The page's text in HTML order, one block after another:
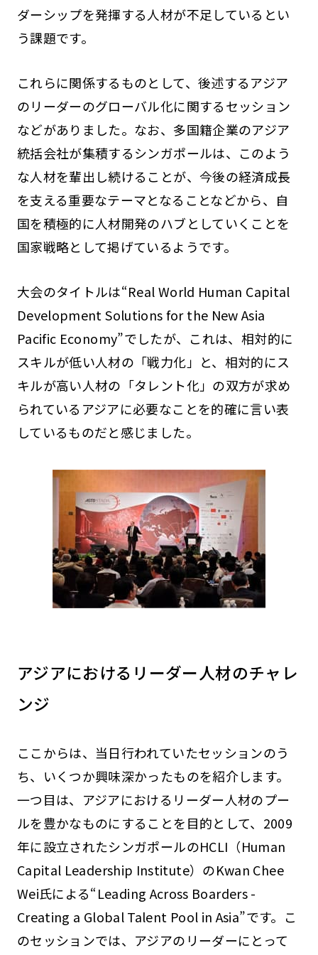
ダーシップを発揮する人材が不足しているとい
う課題です。
これらに関係するものとして、後述するアジア
のリーダーのグローバル化に関するセッション
などがありました。なお、多国籍企業のアジア
統括会社が集積するシンガポールは、このよう
な人材を輩出し続けることが、今後の経済成長
を支える重要なテーマとなることなどから、自
国を積極的に人材開発のハブとしていくことを
国家戦略として掲げているようです。
大会のタイトルは“Real World Human Capital
Development Solutions for the New Asia
Pacific Economy”でしたが、これは、相対的に
スキルが低い人材の「戦力化」と、相対的にス
キルが高い人材の「タレント化」の双方が求め
られているアジアに必要なことを的確に言い表
しているものだと感じました。
アジアにおけるリーダー人材のチャレ
ンジ
ここからは、当日行われていたセッションのう
ち、いくつか興味深かったものを紹介します。
一つ目は、アジアにおけるリーダー人材のプー
ルを豊かなものにすることを目的として、2009
年に設立されたシンガポールのHCLI（Human
Capital Leadership Institute）のKwan Chee
Wei氏による“Leading Across Boarders -
Creating a Global Talent Pool in Asia”です。こ
のセッションでは、アジアのリーダーにとって